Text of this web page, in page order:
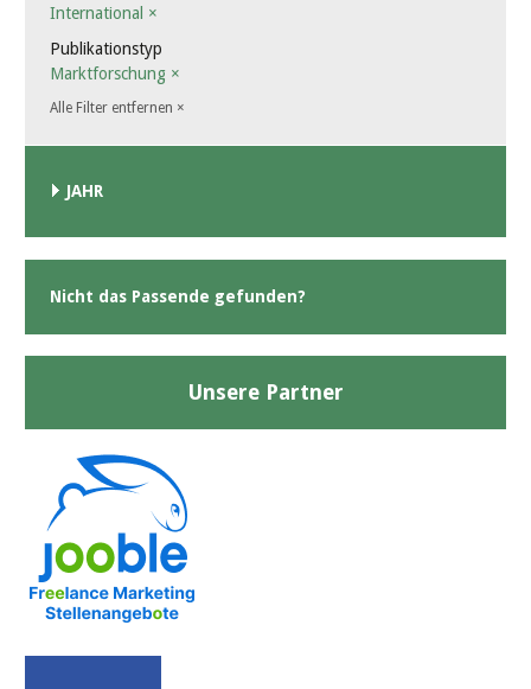
International ×
Publikationstyp
Marktforschung ×
Alle Filter entfernen ×
JAHR
Nicht das Passende gefunden?
Unsere Partner